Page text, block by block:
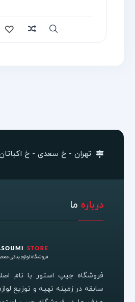
Compare
تهران - خ سعدی - خ
درباره ما
سابقه در زمینه تهیه و توزیع